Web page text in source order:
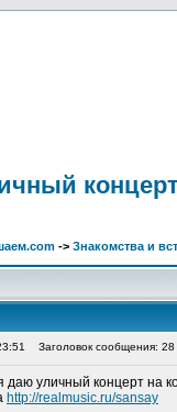
-> Знакомства и
Заголовок сообщения: 28
даю уличный концерт на
http://realmusic.ru/sansay